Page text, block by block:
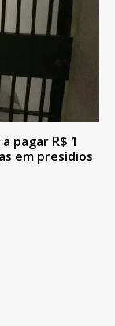
pagar R$ 1
em presídios